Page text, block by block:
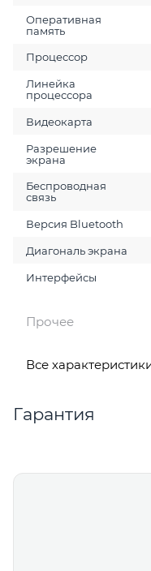
Оперативная
память
Процессор
Линейка
процессора
Видеокарта
Разрешение
экрана
Беспроводная
связь
Версия Bluetooth
Диагональ экрана
Интерфейсы
Прочее
Все
Гарантия